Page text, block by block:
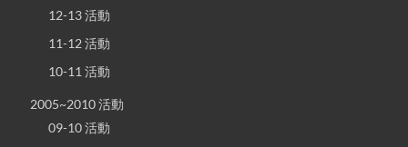
12-13 活動
11-12 活動
10-11 活動
2005~2010 活動
09-10 活動